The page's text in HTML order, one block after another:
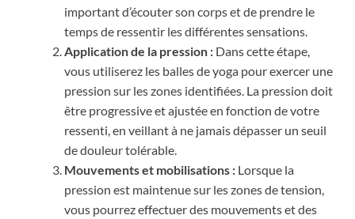
important d’écouter son corps et de prendre le
temps de ressentir les différentes sensations.
Application de la pression : Dans cette étape,
vous utiliserez les balles de yoga pour exercer une
pression sur les zones identifiées. La pression doit
être progressive et ajustée en fonction de votre
ressenti, en veillant à ne jamais dépasser un seuil
de douleur tolérable.
Mouvements et mobilisations : Lorsque la
pression est maintenue sur les zones de tension,
vous pourrez effectuer des mouvements et des